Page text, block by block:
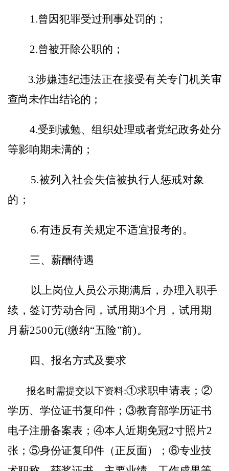
1.曾因犯罪受过刑事处罚的 ；
2.曾被开除公职的；
3.涉嫌违纪违法正在接受有关专门机关审
查尚未作出结论的；
4.受到诫勉、组织处理或者党纪政务处分
等影响期未满的；
5.被列入社会失信被执行人惩戒对象
的 ；
6.有违反有关规定不适宜报考的。
三、薪酬待遇
以上岗位人员公示期满后，办理入职手
续，签订劳动合同，试用期3个月，试用期
月薪2500元(缴纳“五险”前)。
四、报名方式及要求
报名时需提交以下资料:①求职申请表；②
学历、学位证书复印件；③教育部学历证书
电子注册备案表；④本人近期免冠2寸照片2
张；⑤身份证复印件（正反面）；⑥专业技